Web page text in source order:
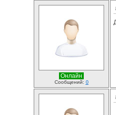
Онлайн
Сообщений: 0